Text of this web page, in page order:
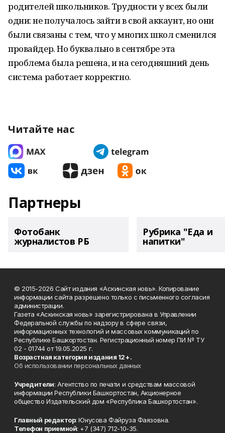
родителей школьников. Трудности у всех были
одни: не получалось зайти в свой аккаунт, но они
были связаны с тем, что у многих школ сменился
провайдер. Но буквально в сентябре эта
проблема была решена, и на сегодняшний день
система работает корректно.
Читайте нас
Партнеры
Фотобанк
журналистов РБ
Рубрика "Еда и
напитки"
© 2015-2026 Сайт издания «Аскинская новь». Копирование
информации сайта разрешено только с письменного согласия
администрации.
Газета «Аскинская новь» зарегистрирована в Управлении
Федеральной службы по надзору в сфере связи,
информационных технологий и массовых коммуникаций по
Республике Башкортостан. Регистрационный номер ПИ № ТУ
02 - 01744 от 19.05.2025 г.
Возрастная категория издания 12+.
Об использовании персональных данных
Учредители: Агентство по печати и средствам массовой
информации Республики Башкортостан, Акционерное
общество Издательский дом «Республика Башкортостан».
Главный редактор: Юнусова Файруза Фаязовна.
Телефон приемной: +7 (347) 712-10-35.